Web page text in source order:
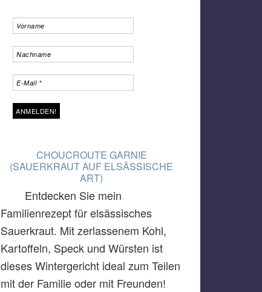
CHOUCROUTE GARNIE
(SAUERKRAUT AUF ELSÄSSISCHE
ART)
Entdecken Sie mein
Familienrezept für elsässisches
Sauerkraut. Mit zerlassenem Kohl,
Kartoffeln, Speck und Würsten ist
dieses Wintergericht ideal zum Teilen
mit der Familie oder mit Freunden!